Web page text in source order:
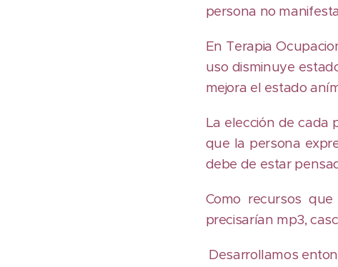
persona no
En Terapia
uso disminuye
mejora el estado
La elección de cada
que la persona
debe de estar
Como recursos
precisarían mp3,
Desarrollamos